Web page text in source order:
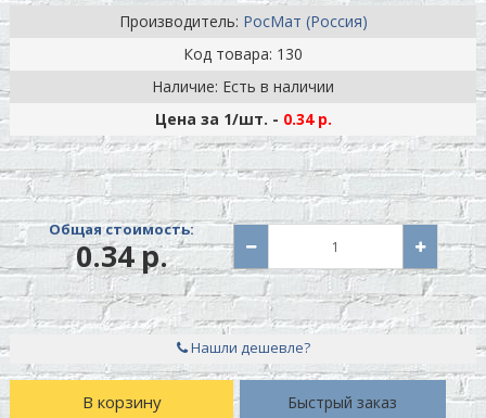
Производитель: РосМат (Россия)
Код товара: 130
Наличие: Есть в наличии
Цена за 1/шт. - 0.34 р.
Общая стоимость:
0.34 р.
Нашли дешевле?
В корзину Быстрый заказ